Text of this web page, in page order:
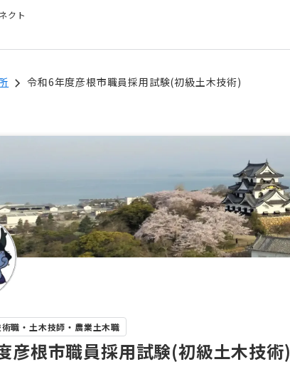
クト
令和6年度彦根市職員採用試験(初級土木技術)
職・土木技師・農業土木職
彦根市職員採用試験(初級土木技術)